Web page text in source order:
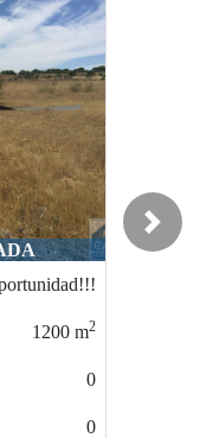
1200m2
LOS BANDOS
Next